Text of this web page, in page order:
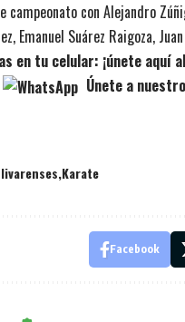
con Alejandro
Emanuel Suárez Raigoza,
en tu celular: ¡únete aquí
Únete a
Karate
Facebook